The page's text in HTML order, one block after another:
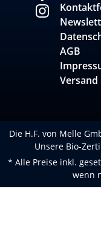
AGB
Versand
Die H.F. von Melle
Unsere Bio-
* Alle Preise inkl.
wenn